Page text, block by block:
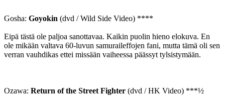
Gosha: Goyokin (dvd / Wild Side Video) ****
Eipä tästä ole paljoa sanottavaa. Kaikin puolin hieno elokuva. En
ole mikään valtava 60-luvun samuraileffojen fani, mutta tämä oli sen
verran vauhdikas ettei missään vaiheessa päässyt tylsistymään.
Ozawa: Return of the Street Fighter (dvd / HK Video) ***½